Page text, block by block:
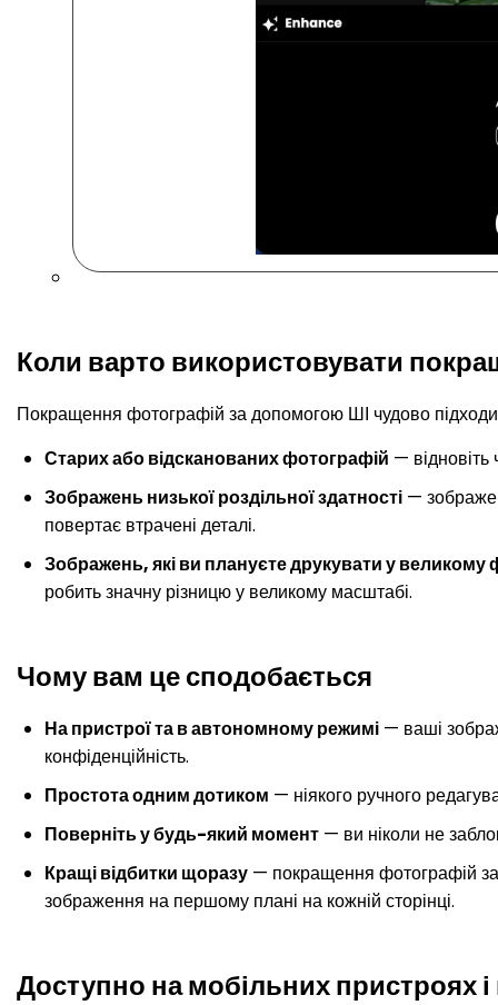
Коли варто використовувати
Покращення фотографій за допомогою ШІ чудово
Старих або відсканованих фотографій — відновіть
Зображень низької роздільної здатності —
повертає втрачені деталі.
Зображень, які ви плануєте друкувати у великому
робить значну різницю у великому масштабі.
Чому вам це сподобається
На пристрої та в автономному режимі — ваші
конфіденційність.
Простота одним дотиком — ніякого ручного
Поверніть у будь-який момент — ви ніколи не
Кращі відбитки щоразу — покращення фотографій
зображення на першому плані на кожній сторінці.
Доступно на мобільних пристроях і